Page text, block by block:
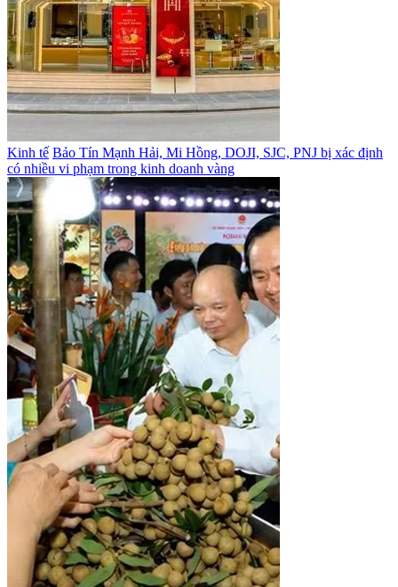
Kinh tế Bảo Tín Mạnh Hải, Mi Hồng, DOJI, SJC, PNJ bị xác định
có nhiều vi phạm trong kinh doanh vàng